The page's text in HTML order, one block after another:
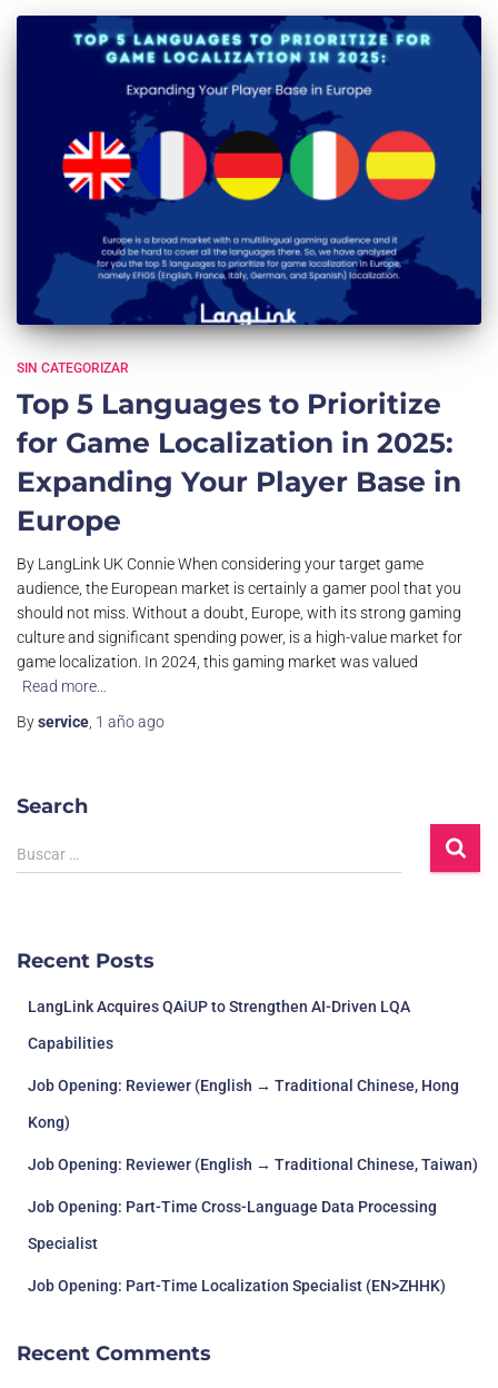
SIN CATEGORIZAR
Top 5 Languages to Prioritize
for Game Localization in 2025:
Expanding Your Player Base in
Europe
By LangLink UK Connie When considering your target game
audience, the European market is certainly a gamer pool that you
should not miss. Without a doubt, Europe, with its strong gaming
culture and significant spending power, is a high-value market for
game localization. In 2024, this gaming market was valued
Read more…
Byservice, 1 añoago
Search
B
u
r
Buscar …
Recent Posts
LangLink Acquires QAiUP to Strengthen AI-Driven LQA
Capabilities
Job Opening: Reviewer (English → Traditional Chinese, Hong
Kong)
Job Opening: Reviewer (English → Traditional Chinese, Taiwan)
Job Opening: Part-Time Cross-Language Data Processing
Specialist
Job Opening: Part-Time Localization Specialist (EN>ZHHK)
Recent Comments